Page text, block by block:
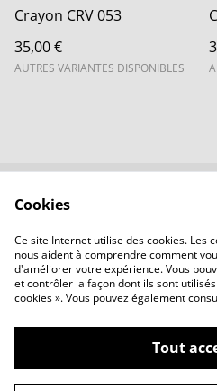
Crayon CRV 053
35,00 €
AUTRES VARIANTES DISPONIBLES
Politique de
confidentialité
©2026LBVerre
Cookies
Ce site Internet utilise des cookies. Les
nous aident à comprendre comment
d'améliorer votre expérience. Vous
et contrôler la façon dont ils sont
cookies ». Vous pouvez également
Tout